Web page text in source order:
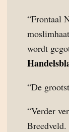
“Frontaal
wordt
“De
“Verder